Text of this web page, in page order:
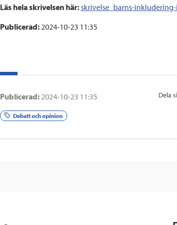
Läs hela skrivelsen här: skrivelse_barns-
Publicerad: 2024-10-23 11:35
Publicerad: 2024-10-23 11:35
Debatt och opinion
Dela